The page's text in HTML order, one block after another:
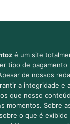
é um site
tipo de pagamento
de nossos
a integridade e
que nosso
momentos. Sobre
o que é exibido